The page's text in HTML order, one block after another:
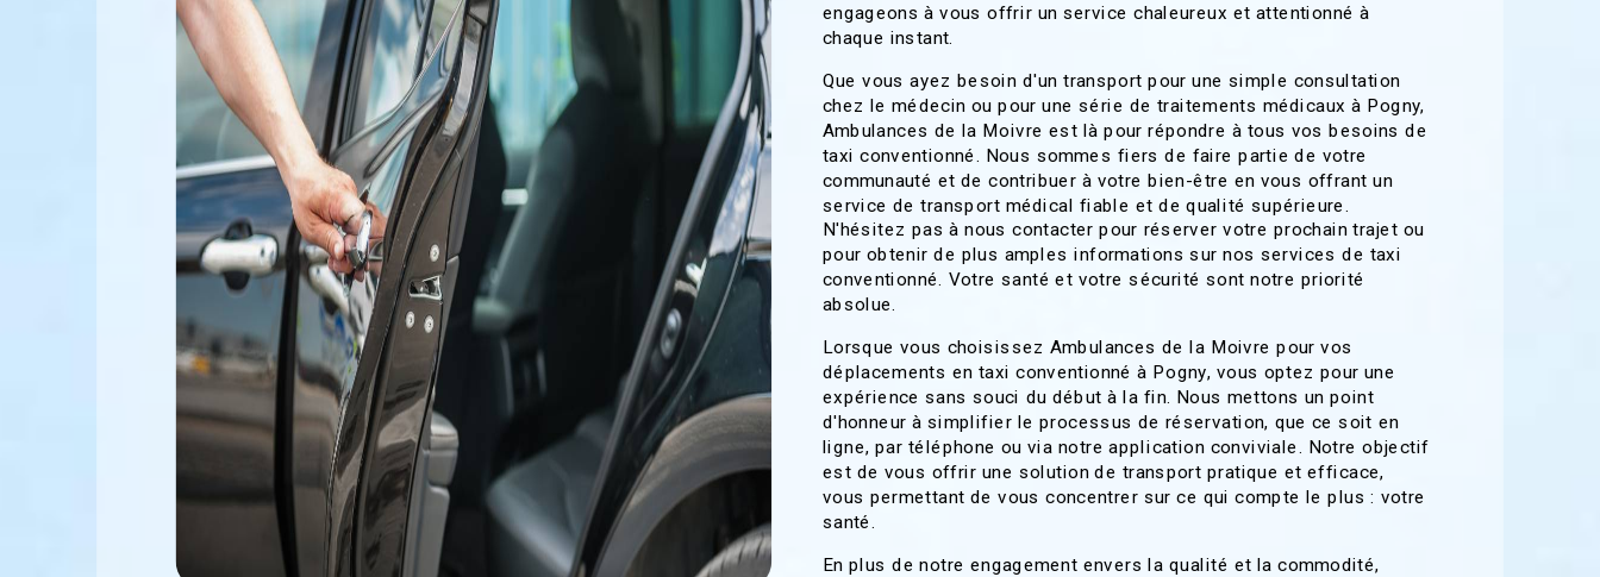
engageons à vous offrir un service chaleureux et attentionné à
chaque instant.
Que vous ayez besoin d'un transport pour une simple consultation
chez le médecin ou pour une série de traitements médicaux à Pogny,
Ambulances de la Moivre est là pour répondre à tous vos besoins de
taxi conventionné. Nous sommes fiers de faire partie de votre
communauté et de contribuer à votre bien-être en vous offrant un
service de transport médical fiable et de qualité supérieure.
N'hésitez pas à nous contacter pour réserver votre prochain trajet ou
pour obtenir de plus amples informations sur nos services de taxi
conventionné. Votre santé et votre sécurité sont notre priorité
absolue.
Lorsque vous choisissez Ambulances de la Moivre pour vos
déplacements en taxi conventionné à Pogny, vous optez pour une
expérience sans souci du début à la fin. Nous mettons un point
d'honneur à simplifier le processus de réservation, que ce soit en
ligne, par téléphone ou via notre application conviviale. Notre objectif
est de vous offrir une solution de transport pratique et efficace,
vous permettant de vous concentrer sur ce qui compte le plus : votre
santé.
En plus de notre engagement envers la qualité et la commodité,